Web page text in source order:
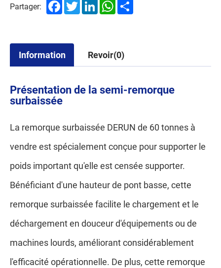
Partager:
Information Revoir(0)
Présentation de la semi-remorque
surbaissée
La remorque surbaissée DERUN de 60 tonnes à
vendre est spécialement conçue pour supporter le
poids important qu'elle est censée supporter.
Bénéficiant d'une hauteur de pont basse, cette
remorque surbaissée facilite le chargement et le
déchargement en douceur d'équipements ou de
machines lourds, améliorant considérablement
l'efficacité opérationnelle. De plus, cette remorque